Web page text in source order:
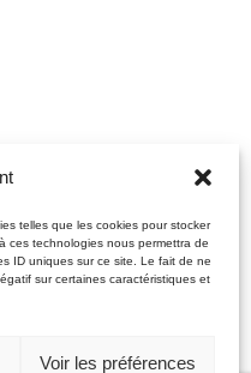
telles que les cookies pour stocker
ces technologies nous permettra de
ID uniques sur ce site. Le fait de ne
sur certaines caractéristiques et
Voir les préférences